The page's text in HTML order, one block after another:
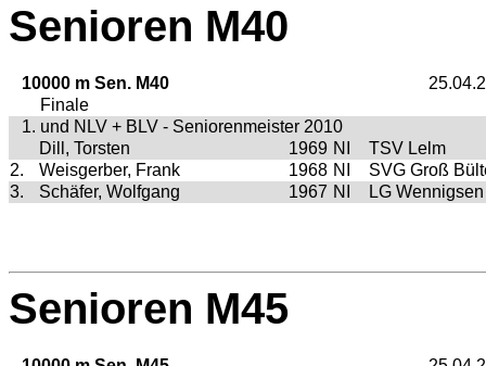
Senioren M40
10000 m Sen. M40
Finale
1. und NLV + BLV - Seniorenmeister 2010
Dill, Torsten
1969 NI
TSV Lelm
2.
Weisgerber, Frank 1968 NI
SVG Groß
3.
Schäfer, Wolfgang 1967 NI LG Wennigsen
Senioren M45